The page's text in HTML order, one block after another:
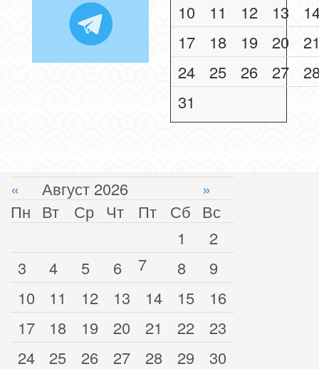
10
11 12 13
17
18 19 20
24
25 26 27
31
« Август 2026
»
Пн Вт Ср Чт Пт Сб Вс
1
2
3
4 5 6 7 8
9
10
11 12 13 14 15
16
17
18 19 20 21 22
23
24
25 26 27 28 29
30